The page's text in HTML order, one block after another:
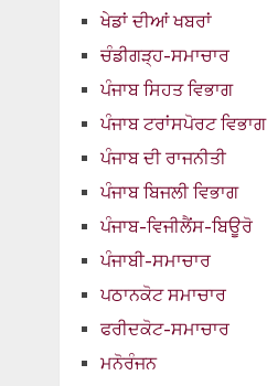
ਖੇਡਾਂ ਦੀਆਂ ਖਬਰਾਂ
ਚੰਡੀਗੜ੍ਹ-ਸਮਾਚਾਰ
ਪੰਜਾਬ ਸਿਹਤ ਵਿਭਾਗ
ਪੰਜਾਬ ਟਰਾਂਸਪੋਰਟ ਵਿਭਾਗ
ਪੰਜਾਬ ਦੀ ਰਾਜਨੀਤੀ
ਪੰਜਾਬ ਬਿਜਲੀ ਵਿਭਾਗ
ਪੰਜਾਬ-ਵਿਜੀਲੈਂਸ-ਬਿਊਰੋ
ਪੰਜਾਬੀ-ਸਮਾਚਾਰ
ਪਠਾਨਕੋਟ ਸਮਾਚਾਰ
ਫਰੀਦਕੋਟ-ਸਮਾਚਾਰ
ਮਨੋਰੰਜਨ